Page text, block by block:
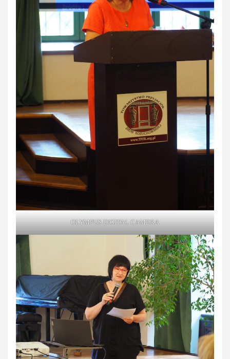
OLYMPUS DIGITAL CAMERA